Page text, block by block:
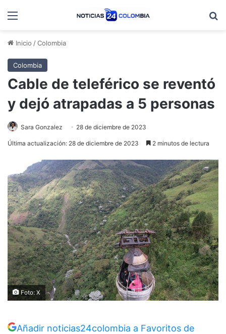
Menú
Inicio /Colombia
Colombia
Cable de teleférico se reventó
y dejó atrapadas a 5 personas
Sara Gonzalez 28 de diciembre de 2023
Última actualización: 28 de diciembre de 2023 2 minutos de lectura
Foto: X
Añadir noticias24colombia a Favoritos de